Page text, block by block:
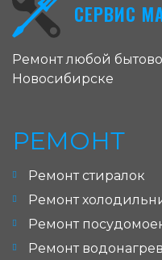
СЕРВИС
Ремонт любой
Новосибирске
РЕМОНТ
Ремонт стиралок
Ремонт
Ремонт
Ремонт